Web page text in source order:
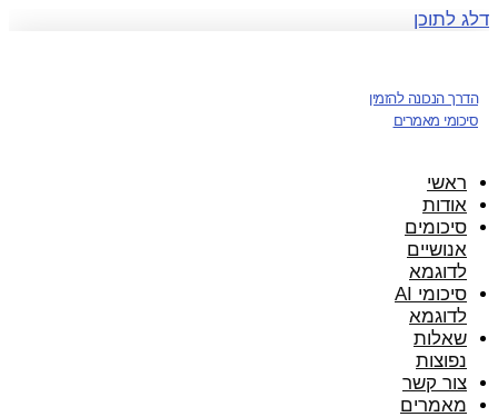
דלג לתוכן
הדרך הנכונה להזמין
סיכומי מאמרים
ראשי
אודות
סיכומים
אנושיים
לדוגמא
סיכומי AI
לדוגמא
שאלות
נפוצות
צור קשר
מאמרים